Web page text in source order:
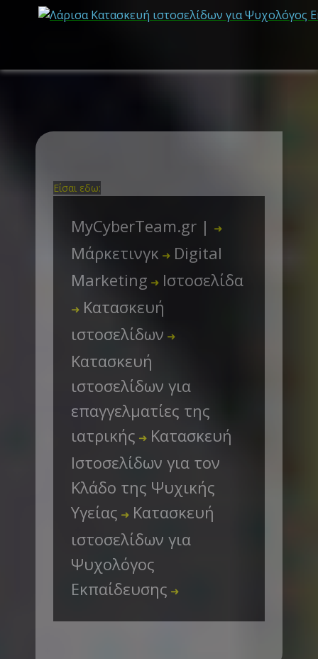
Είσαι εδω:
MyCyberTeam.gr | ➜
Μάρκετινγκ ➜ Digital
Marketing ➜ Ιστοσελίδα
➜ Κατασκευή
ιστοσελίδων ➜
Κατασκευή
ιστοσελίδων για
επαγγελματίες της
ιατρικής ➜ Κατασκευή
Ιστοσελίδων για τον
Κλάδο της Ψυχικής
Υγείας ➜ Κατασκευή
ιστοσελίδων για
Ψυχολόγος
Εκπαίδευσης ➜